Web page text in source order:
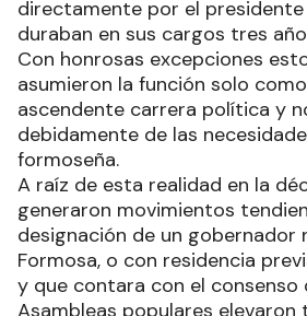
directamente por el
duraban en sus cargos tres
Con honrosas excepciones
asumieron la función solo
ascendente carrera política y
debidamente de las
formoseña.
A raíz de esta realidad en la
generaron movimientos
designación de un gobernador
Formosa, o con residencia
y que contara con el consenso
Asambleas populares elevaron